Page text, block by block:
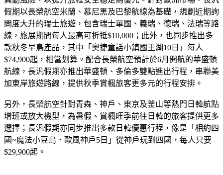
假期以長榮航空米蘭、慕尼黑及巴黎航線為基礎，規劃近期詢
問度大升的瑞士旅遊，包含瑞士單國、義瑞、德瑞、法瑞等路
線，旅展期間每人最高可折抵$10,000；此外，也同步推出多
款秋冬早鳥產品，其中「奧捷童話小鎮國王湖10日」每人
$74,900起，相當划算。配合長榮航空預計於6月開航的華盛頓
航線，長汎假期亦推出華盛頓、多倫多雙點進出行程，串聯美
加東岸旅遊路線，提供秋季賞楓旅客更多元的行程安排。
另外，長榮航空針對青森、神戶、東京及釜山等熱門日韓航點
增班或放大機型，為暑假、賞楓旺季前往日韓的旅客提供更多
選擇；長汎假期亦同步推出多款日韓優惠行程，像是「相約四
國~魔法小豆島．歐風神戶5日」從神戶玩到四國，每人只要
$29,900起。